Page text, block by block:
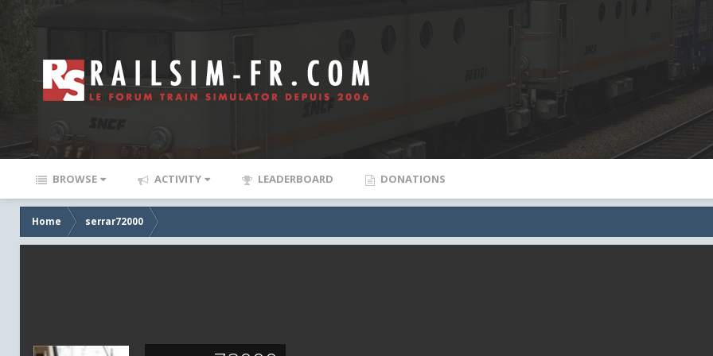
BROWSE ACTIVITY LEADERBOARD DONATIONS
Home serrar72000